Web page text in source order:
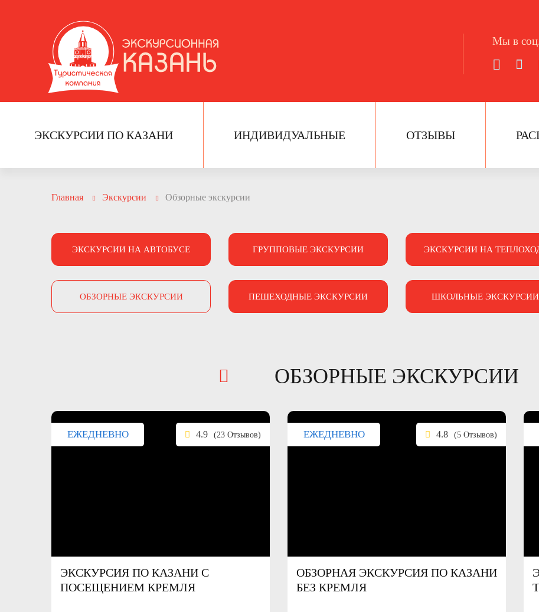
Мы в соц.
ЭКСКУРСИИ ПО КАЗАНИ ИНДИВИДУАЛЬНЫЕ ОТЗЫВЫ
Главная Экскурсии Обзорные экскурсии
ЭКСКУРСИИ НА АВТОБУСЕ ГРУППОВЫЕ ЭКСКУРСИИ ЭКСКУРСИИ НА
ОБЗОРНЫЕ ЭКСКУРСИИ ПЕШЕХОДНЫЕ ЭКСКУРСИИ ШКОЛЬНЫЕ ЭКСКУРСИИ
ОБЗОРНЫЕ ЭКСКУРСИИ
ЕЖЕДНЕВНО 4.9 (23 Отзывов)
ЭКСКУРСИЯ ПО КАЗАНИ С
ПОСЕЩЕНИЕМ КРЕМЛЯ
ЕЖЕДНЕВНО 4.8 (5 Отзывов)
ОБЗОРНАЯ ЭКСКУРСИЯ ПО КАЗАНИ
БЕЗ КРЕМЛЯ